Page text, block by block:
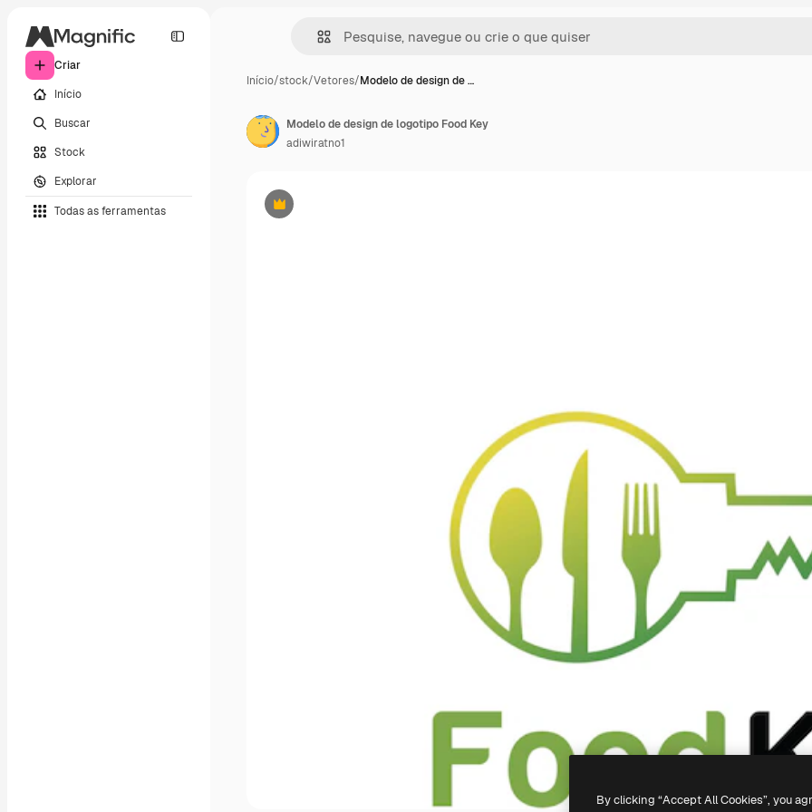
Criar
Início
Buscar
Stock
Explorar
Todas as ferramentas
Início/stock/Vetores/Modelo de design de …
Premium
Modelo de design de logotipo Food Key
adiwiratno1
By clicking “Accept All Cookies”, you